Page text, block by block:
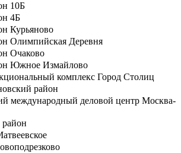
10Б
4Б
Курьяново
Олимпийская Деревня
Очаково
Южное Измайлово
комплекс Город Столиц
район
международный деловой центр Москва-